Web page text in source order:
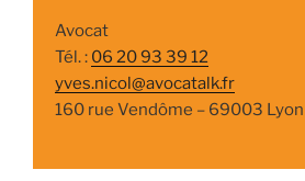
Avocat
Tél. : 06 20 93 39 12
yves.nicol@avocatalk.fr
160 rue Vendôme – 69003 Lyon